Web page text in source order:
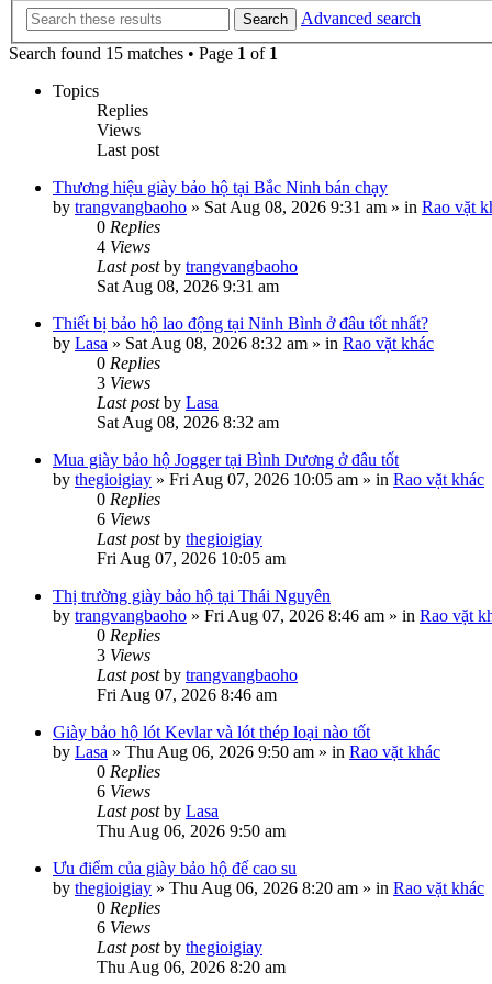
Search
Advanced search
Search found 15 matches • Page 1 of 1
Topics
Replies
Views
Last post
Thương hiệu giày bảo hộ tại Bắc Ninh bán chạy
by trangvangbaoho » Sat Aug 08, 2026 9:31 am » in Rao vặt
0 Replies
4 Views
Last postby trangvangbaoho
Sat Aug 08, 2026 9:31 am
Thiết bị bảo hộ lao động tại Ninh Bình ở đâu tốt nhất?
by Lasa » Sat Aug 08, 2026 8:32 am » in Rao vặt khác
0 Replies
3 Views
Last postby Lasa
Sat Aug 08, 2026 8:32 am
Mua giày bảo hộ Jogger tại Bình Dương ở đâu tốt
by thegioigiay » Fri Aug 07, 2026 10:05 am » in Rao vặt khác
0 Replies
6 Views
Last postby thegioigiay
Fri Aug 07, 2026 10:05 am
Thị trường giày bảo hộ tại Thái Nguyên
by trangvangbaoho » Fri Aug 07, 2026 8:46 am » in Rao vặt
0 Replies
3 Views
Last postby trangvangbaoho
Fri Aug 07, 2026 8:46 am
Giày bảo hộ lót Kevlar và lót thép loại nào tốt
by Lasa » Thu Aug 06, 2026 9:50 am » in Rao vặt khác
0 Replies
6 Views
Last postby Lasa
Thu Aug 06, 2026 9:50 am
Ưu điểm của giày bảo hộ đế cao su
by thegioigiay » Thu Aug 06, 2026 8:20 am » in Rao vặt khác
0 Replies
6 Views
Last postby thegioigiay
Thu Aug 06, 2026 8:20 am